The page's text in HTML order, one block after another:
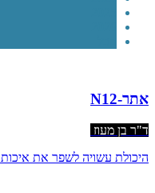
אתר-N12
ד"ר בן מעוז
היכולת עשויה לשפר את